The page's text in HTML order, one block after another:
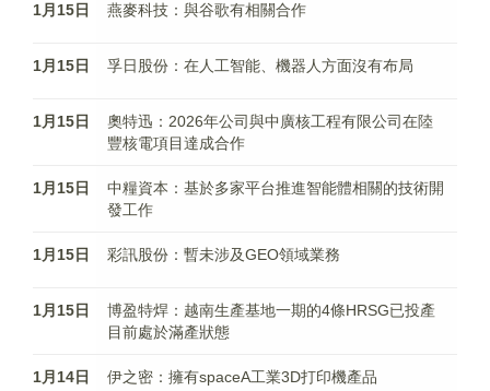
1月15日 燕麥科技：與谷歌有相關合作
1月15日 孚日股份：在人工智能、機器人方面沒有布局
1月15日
奧特迅：2026年公司與中廣核工程有限公司在陸
豐核電項目達成合作
1月15日
中糧資本：基於多家平台推進智能體相關的技術開
發工作
1月15日 彩訊股份：暫未涉及GEO領域業務
1月15日
博盈特焊：越南生產基地一期的4條HRSG已投產
目前處於滿產狀態
1月14日 伊之密：擁有spaceA工業3D打印機產品